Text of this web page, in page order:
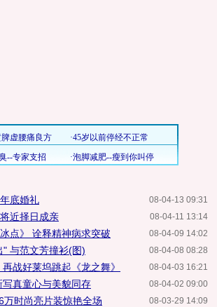
08-04-13 09:31
底婚礼
08-04-11 13:14
近择日成亲
08-04-09 14:02
点》 诠释精神病求突破
08-04-08 08:28
与范文芳撞衫(图)
08-04-03 16:21
战好莱坞跳起《龙之舞》
08-04-02 09:00
真童心与美貌同存
08-03-29 14:09
万时尚亮片装惊艳全场